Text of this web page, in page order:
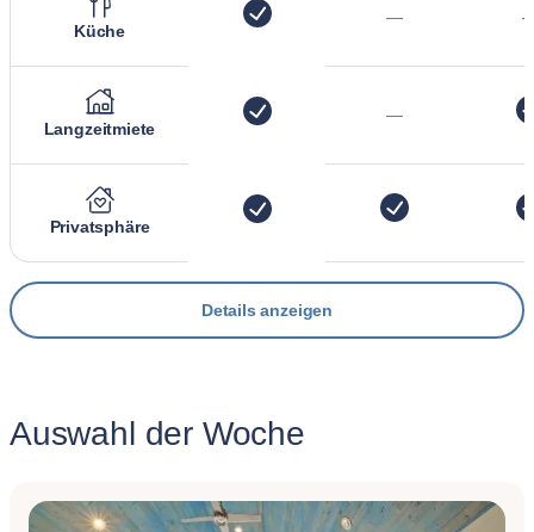
Küche
—
Langzeitmiete
—
Privatsphäre
Details anzeigen
Auswahl der Woche